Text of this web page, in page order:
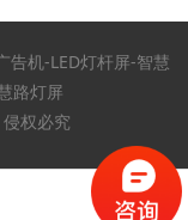
告机-LED灯杆屏-智慧
路灯屏
权必究